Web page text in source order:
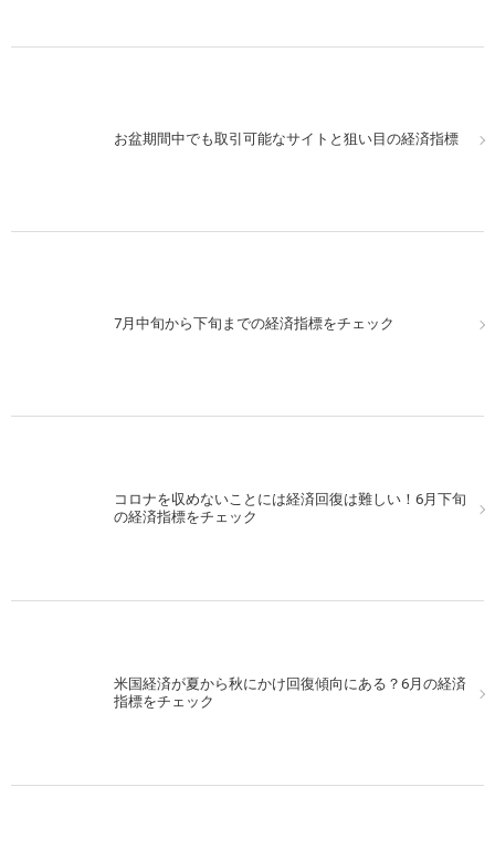
お盆期間中でも取引可能なサイトと狙い目の経済指標
7月中旬から下旬までの経済指標をチェック
コロナを収めないことには経済回復は難しい！6月下旬
の経済指標をチェック
米国経済が夏から秋にかけ回復傾向にある？6月の経済
指標をチェック